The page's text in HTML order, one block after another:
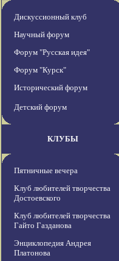
Дискуссионный клуб
Научный форум
Форум "Русская идея"
Форум "Курск"
Исторический форум
Детский форум
КЛУБЫ
Пятничные вечера
Клуб любителей творчества
Достоевского
Клуб любителей творчества
Гайто Газданова
Энциклопедия Андрея
Платонова